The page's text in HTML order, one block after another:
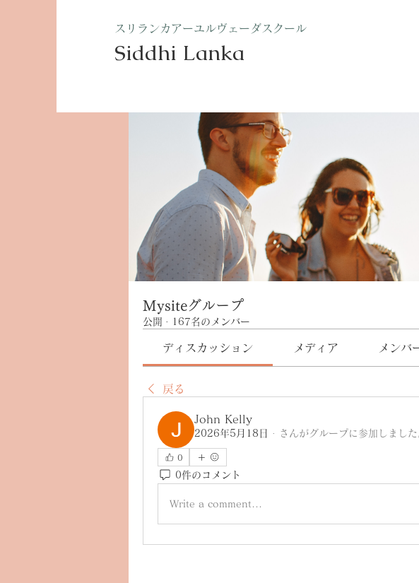
​スリランカアーユルヴェーダスクール
Siddhi Lanka​
Mysiteグループ
公開 · 167名のメンバー
ディスカッション メディア メンバ
戻る
John Kelly
2026年5月18日 · さんがグループに参加しました
0
0件のコメント
Write a comment...